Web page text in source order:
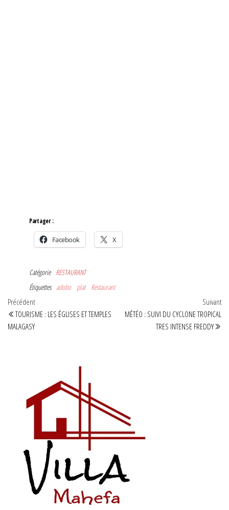
Partager :
Facebook X
Catégorie RESTAURANT
Étiquettes adobo plat Restaurant
Navigation
de
Article
précédent
Précédent
TOURISME : LES ÉGLISES ET TEMPLES
MALAGASY
Suivant
MÉTÉO : SUIVI DU CYCLONE TROPICAL
TRES INTENSE FREDDY